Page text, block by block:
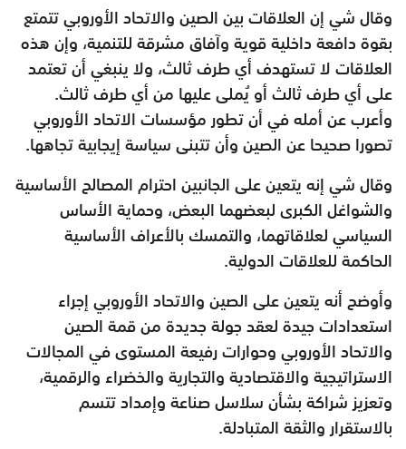
وقال شي إن العلاقات بين الصين والاتحاد الأوروبي تتمتع
بقوة دافعة داخلية قوية وآفاق مشرقة للتنمية، وإن هذه
العلاقات لا تستهدف أي طرف ثالث، ولا ينبغي أن تعتمد
على أي طرف ثالث أو يُملى عليها من أي طرف ثالث.
وأعرب عن أمله في أن تطور مؤسسات الاتحاد الأوروبي
تصورا صحيحا عن الصين وأن تتبنى سياسة إيجابية تجاهها.
وقال شي إنه يتعين على الجانبين احترام المصالح الأساسية
والشواغل الكبرى لبعضهما البعض، وحماية الأساس
السياسي لعلاقاتهما، والتمسك بالأعراف الأساسية
الحاكمة للعلاقات الدولية.
وأوضح أنه يتعين على الصين والاتحاد الأوروبي إجراء
استعدادات جيدة لعقد جولة جديدة من قمة الصين
والاتحاد الأوروبي وحوارات رفيعة المستوى في المجالات
الاستراتيجية والاقتصادية والتجارية والخضراء والرقمية،
وتعزيز شراكة بشأن سلاسل صناعة وإمداد تتسم
بالاستقرار والثقة المتبادلة.